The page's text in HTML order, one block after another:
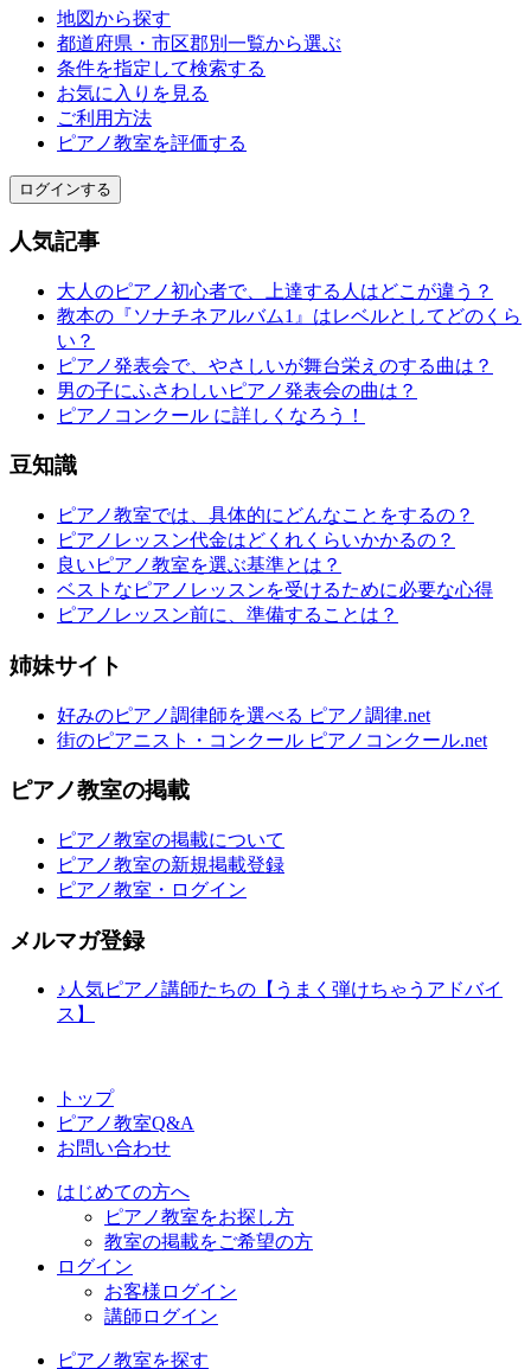
地図から探す
都道府県・市区郡別一覧から選ぶ
条件を指定して検索する
お気に入りを見る
ご利用方法
ピアノ教室を評価する
ログインする
人気記事
大人のピアノ初心者で、上達する人はどこが違う？
教本の『ソナチネアルバム1』はレベルとしてどのくら
い？
ピアノ発表会で、やさしいが舞台栄えのする曲は？
男の子にふさわしいピアノ発表会の曲は？
ピアノコンクール に詳しくなろう！
豆知識
ピアノ教室では、具体的にどんなことをするの？
ピアノレッスン代金はどくれくらいかかるの？
良いピアノ教室を選ぶ基準とは？
ベストなピアノレッスンを受けるために必要な心得
ピアノレッスン前に、準備することは？
姉妹サイト
好みのピアノ調律師を選べる ピアノ調律.net
街のピアニスト・コンクール ピアノコンクール.net
ピアノ教室の掲載
ピアノ教室の掲載について
ピアノ教室の新規掲載登録
ピアノ教室・ログイン
メルマガ登録
♪人気ピアノ講師たちの【うまく弾けちゃうアドバイ
ス】
トップ
ピアノ教室Q&A
お問い合わせ
はじめての方へ
ピアノ教室をお探し方
教室の掲載をご希望の方
ログイン
お客様ログイン
講師ログイン
ピアノ教室を探す